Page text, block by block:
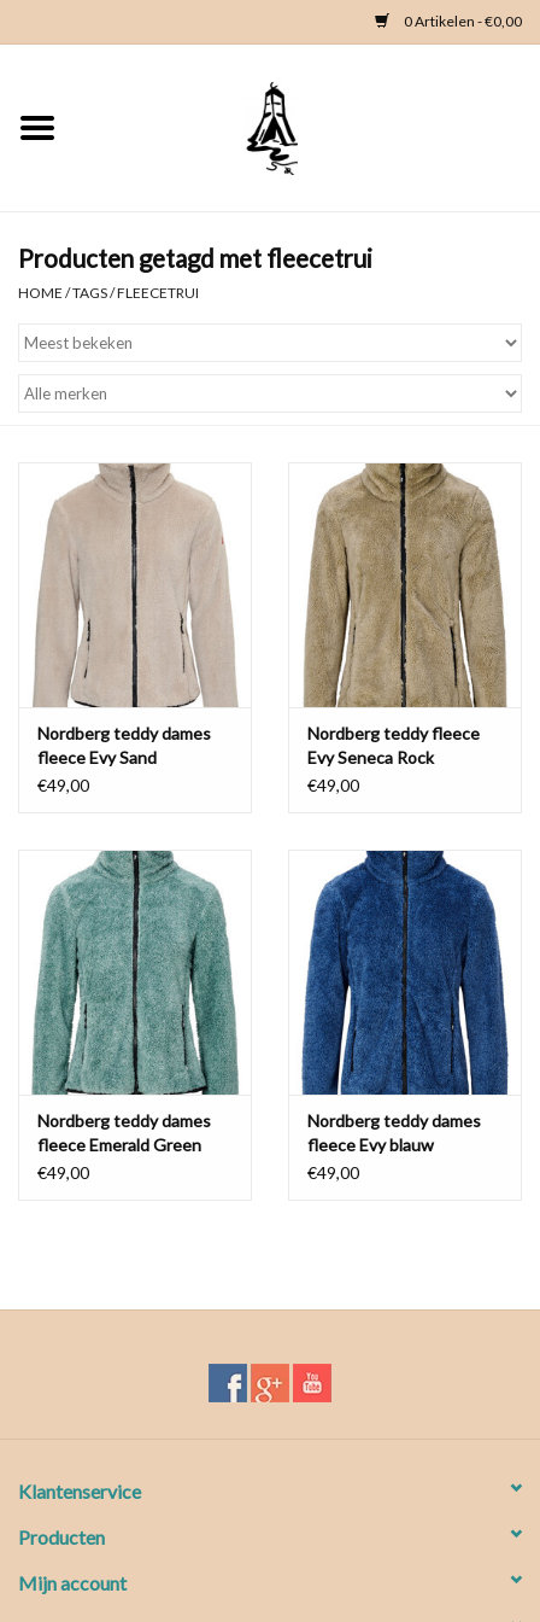
0 Artikelen - €0,00
Home
Kleding
Waterkaart
Contact
Waterproof tassen
Nieuws
Producten getagd met fleecetrui
HOME /TAGS/FLEECETRUI
Nordberg teddy dames
fleece Evy Sand
€49,00
Nordberg teddy fleece
Evy Seneca Rock
€49,00
Nordberg teddy dames
fleece Emerald Green
€49,00
Nordberg teddy dames
fleece Evy blauw
€49,00
Klantenservice
Producten
Mijn account